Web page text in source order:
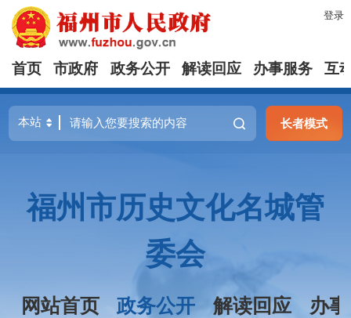
登录
首页 市政府 政务公开 解读回应 办事服务 互
长者模式
福州市历史文化名城管
委会
网站首页 政务公开 解读回应 办